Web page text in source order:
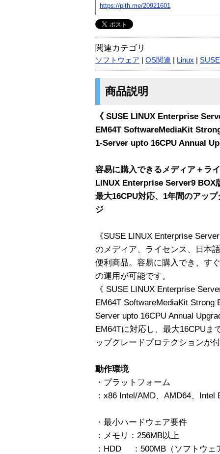
https://plth.me/20921601
関連カテゴリ
ソフトウェア OS関連 Linux SUSE
商品説明
《 SUSE LINUX Enterprise
EM64T SoftwareMediaKit
1-Server upto 16CPU Annual
容易に購入できるメディア＋ラ
LINUX Enterprise Server9 BOX
最大16CPU対応、1年間のアッ
ジ
《SUSE LINUX Enterprise
のメディア、ライセンス、日本
便利商品。容易に購入でき、す
の運用が可能です。
《 SUSE LINUX Enterprise
EM64T SoftwareMediaKit Strong
Server upto 16CPU Annual
EM64Tに対応し、最大16CPUま
ップグレードプロテクションが
動作環境
・プラットフォーム
：x86 Intel/AMD、AMD64、Intel
・最小ハードウェア要件
：メモリ：256MB以上
：HDD ：500MB（ソフトウェ